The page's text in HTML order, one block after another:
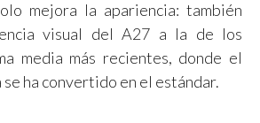
mejora la apariencia: también
visual del A27 a la de los
media más recientes, donde el
ha convertido en el estándar.